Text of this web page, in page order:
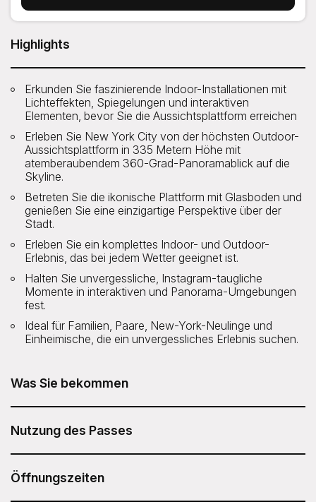
Highlights
Erkunden Sie faszinierende Indoor-Installationen mit
Lichteffekten, Spiegelungen und interaktiven
Elementen, bevor Sie die Aussichtsplattform erreichen
Erleben Sie New York City von der höchsten Outdoor-
Aussichtsplattform in 335 Metern Höhe mit
atemberaubendem 360-Grad-Panoramablick auf die
Skyline.
Betreten Sie die ikonische Plattform mit Glasboden und
genießen Sie eine einzigartige Perspektive über der
Stadt.
Erleben Sie ein komplettes Indoor- und Outdoor-
Erlebnis, das bei jedem Wetter geeignet ist.
Halten Sie unvergessliche, Instagram-taugliche
Momente in interaktiven und Panorama-Umgebungen
fest.
Ideal für Familien, Paare, New-York-Neulinge und
Einheimische, die ein unvergessliches Erlebnis suchen.
Was Sie bekommen
Immersive ist in Ihrem Sesame Attraction Pass enthalten.
Alle Zeitfenster, auch die Stoßzeiten, sind abgedeckt. Bei
Direktkauf kosten die Tickets außerhalb der Stoßzeiten
45,73 $ für Erwachsene und 40,29 $ für Kinder. Zu
Nutzung des Passes
haben, gehen Sie in Ihr Konto, um Ihr Ticket zu buchen.
Öffnungszeiten